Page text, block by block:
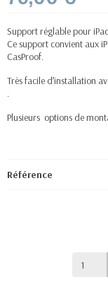
Support réglable pour
Ce support convient aux
CasProof.
Très facile d’installation
.
Plusieurs options de
Référence